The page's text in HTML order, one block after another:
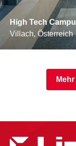
High Tech
Villach, Österreich